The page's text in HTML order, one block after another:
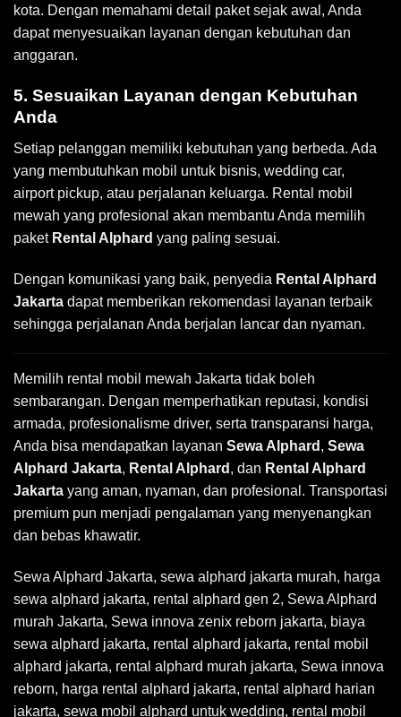
kota. Dengan memahami detail paket sejak awal, Anda
dapat menyesuaikan layanan dengan kebutuhan dan
anggaran.
5. Sesuaikan Layanan dengan Kebutuhan
Anda
Setiap pelanggan memiliki kebutuhan yang berbeda. Ada
yang membutuhkan mobil untuk bisnis, wedding car,
airport pickup, atau perjalanan keluarga. Rental mobil
mewah yang profesional akan membantu Anda memilih
paket Rental Alphard yang paling sesuai.
Dengan komunikasi yang baik, penyedia Rental Alphard
Jakarta dapat memberikan rekomendasi layanan terbaik
sehingga perjalanan Anda berjalan lancar dan nyaman.
Memilih rental mobil mewah Jakarta tidak boleh
sembarangan. Dengan memperhatikan reputasi, kondisi
armada, profesionalisme driver, serta transparansi harga,
Anda bisa mendapatkan layanan Sewa Alphard , Sewa
Alphard Jakarta, Rental Alphard , dan Rental Alphard
Jakarta yang aman, nyaman, dan profesional. Transportasi
premium pun menjadi pengalaman yang menyenangkan
dan bebas khawatir.
Sewa Alphard Jakarta, sewa alphard jakarta murah, harga
sewa alphard jakarta, rental alphard gen 2, Sewa Alphard
murah Jakarta, Sewa innova zenix reborn jakarta, biaya
sewa alphard jakarta, rental alphard jakarta, rental mobil
alphard jakarta, rental alphard murah jakarta, Sewa innova
reborn, harga rental alphard jakarta, rental alphard harian
jakarta, sewa mobil alphard untuk wedding, rental mobil